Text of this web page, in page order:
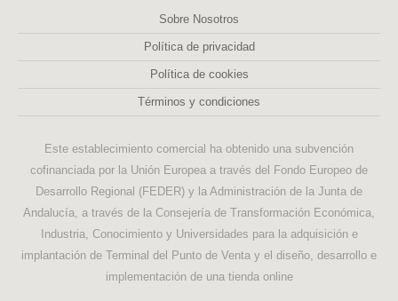
Sobre Nosotros
Política de privacidad
Política de cookies
Términos y condiciones
Este establecimiento comercial ha obtenido una subvención
cofinanciada por la Unión Europea a través del Fondo Europeo de
Desarrollo Regional (FEDER) y la Administración de la Junta de
Andalucía, a través de la Consejería de Transformación Económica,
Industria, Conocimiento y Universidades para la adquisición e
implantación de Terminal del Punto de Venta y el diseño, desarrollo e
implementación de una tienda online